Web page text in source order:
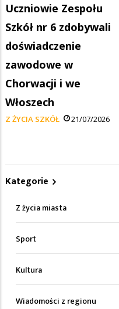
Uczniowie Zespołu
Szkół nr 6 zdobywali
doświadczenie
zawodowe w
Chorwacji i we
Włoszech
Z ŻYCIA SZKÓŁ 21/07/2026
Kategorie
Z życia miasta
Sport
Kultura
Wiadomości z regionu